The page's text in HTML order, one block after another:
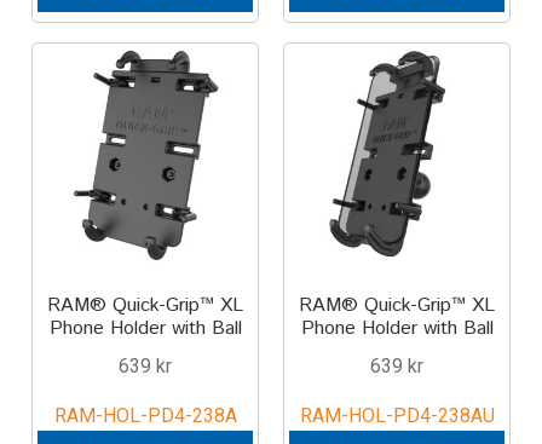
Mounts with Holder
Holders
Monitor
IntelliSkin
PRODUKTSERIE
RAM® Quick-Grip™ XL
Phone Holder with Ball
639 kr
RAM-HOL-PD4-238A
RAM® Quick-Grip™ XL
Phone Holder with Ball
639 kr
RAM-HOL-PD4-238AU